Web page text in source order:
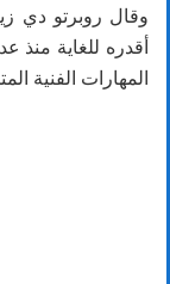
وقال روبرتو دي
أقدره للغاية
المهارات الفنية